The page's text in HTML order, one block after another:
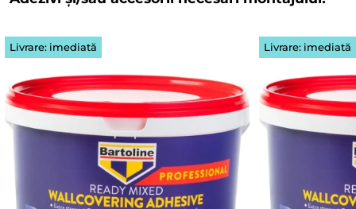
Livrare: imediată Livrare: imediată